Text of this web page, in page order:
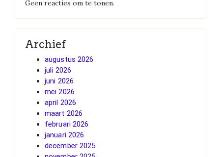
Geen reacties om te tonen.
Archief
augustus 2026
juli 2026
juni 2026
mei 2026
april 2026
maart 2026
februari 2026
januari 2026
december 2025